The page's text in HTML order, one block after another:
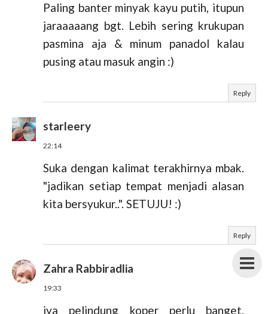
Paling banter minyak kayu putih, itupun
jaraaaaang bgt. Lebih sering krukupan
pasmina aja & minum panadol kalau
pusing atau masuk angin :)
Reply
starleery
22:14
Suka dengan kalimat terakhirnya mbak.
"jadikan setiap tempat menjadi alasan
kita bersyukur..". SETUJU! :)
Reply
Zahra Rabbiradlia
19:33
iya pelindung koper perlu banget.